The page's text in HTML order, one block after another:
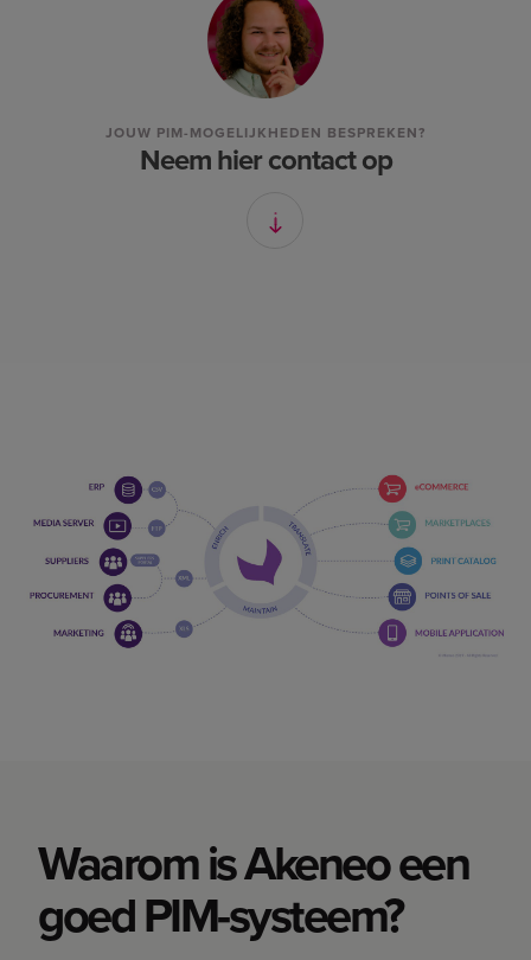
JOUW PIM-MOGELIJKHEDEN BESPREKEN?
Neem hier contact op
Waarom is Akeneo een
goed PIM-systeem?